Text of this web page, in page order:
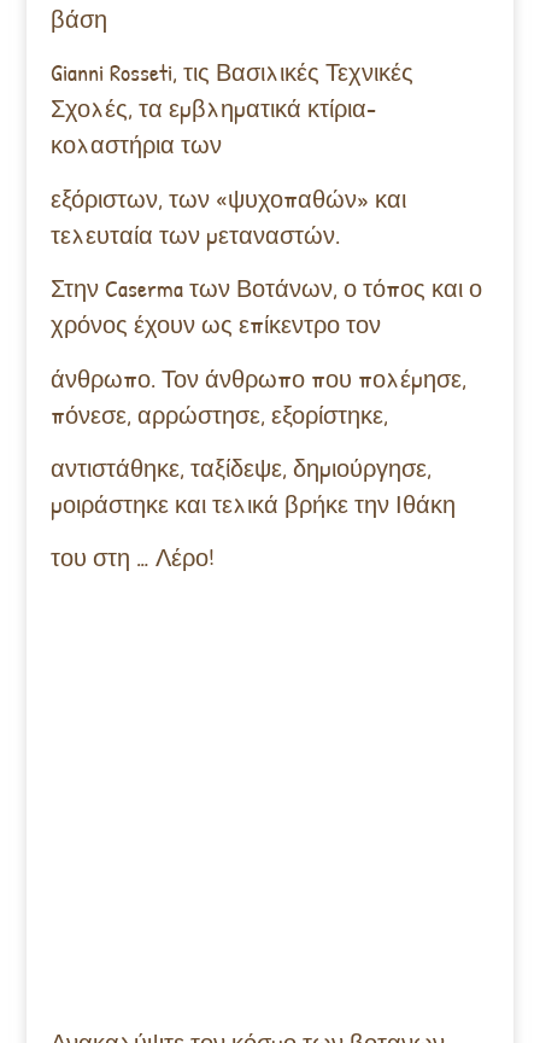
βάση
Gianni Rosseti, τις Βασιλικές Τεχνικές
Σχολές, τα εμβληματικά κτίρια-
κολαστήρια των
εξόριστων, των «ψυχοπαθών» και
τελευταία των μεταναστών.
Στην Caserma των Βοτάνων, ο τόπος και ο
χρόνος έχουν ως επίκεντρο τον
άνθρωπο. Τον άνθρωπο που πολέμησε,
πόνεσε, αρρώστησε, εξορίστηκε,
αντιστάθηκε, ταξίδεψε, δημιούργησε,
μοιράστηκε και τελικά βρήκε την Ιθάκη
του στη … Λέρο!